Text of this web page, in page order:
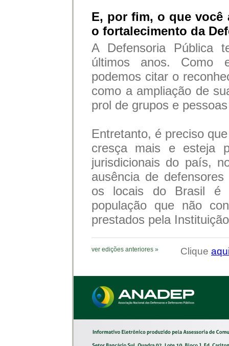
E, por fim, o que você
o fortalecimento da
A Defensoria Pública
últimos anos. Como
podemos citar o
como a ampliação de
prol de grupos e
Entretanto, é preciso
cresça mais e esteja
jurisdicionais do país,
ausência de
os locais do Brasil é
população que não
prestados pela
ver edições anteriores » Clique